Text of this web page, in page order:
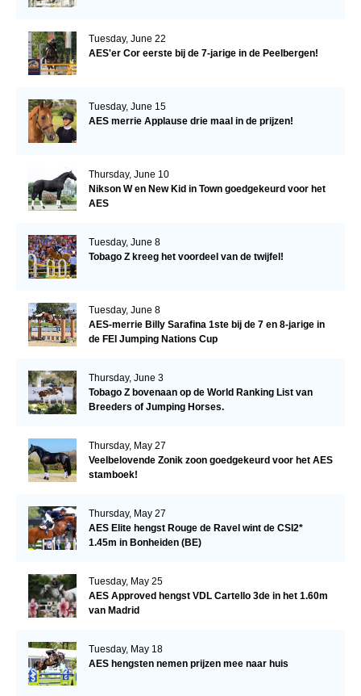
Tuesday, June 22
AES'er Cor eerste bij de 7-jarige in de Peelbergen!
Tuesday, June 15
AES merrie Applause drie maal in de prijzen!
Thursday, June 10
Nikson W en New Kid in Town goedgekeurd voor het
AES
Tuesday, June 8
Tobago Z kreeg het voordeel van de twijfel!
Tuesday, June 8
AES-merrie Billy Sarafina 1ste bij de 7 en 8-jarige in
de FEI Jumping Nations Cup
Thursday, June 3
Tobago Z bovenaan op de World Ranking List van
Breeders of Jumping Horses.
Thursday, May 27
Veelbelovende Zonik zoon goedgekeurd voor het AES
stamboek!
Thursday, May 27
AES Elite hengst Rouge de Ravel wint de CSI2*
1.45m in Bonheiden (BE)
Tuesday, May 25
AES Approved hengst VDL Cartello 3de in het 1.60m
van Madrid
Tuesday, May 18
AES hengsten nemen prijzen mee naar huis